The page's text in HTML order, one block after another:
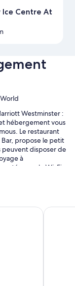
Ice Centre At
Westminster :
hébergement vous
Le restaurant
Bar, propose le petit
peuvent disposer de
à
avec le Wi-Fi
Drury